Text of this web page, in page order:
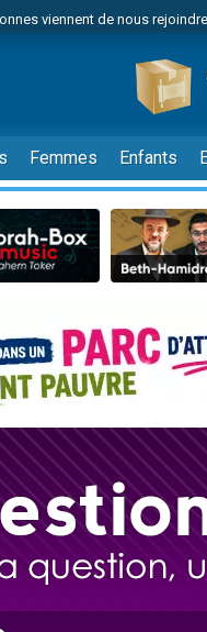
viennent de nous
vient de donner son Maasser
personnes viennent de faire un
personnes viennent de faire un
viennent de demander
viennent de nous
personnes viennent de faire un
49 places pour étudier en
viennent de nous
viennent de nous
viennent de nous
musiques dans Torah-
viennent de faire un
émission radio : Visions de
de donner son Maasser
49 places pour étudier en
Femmes Enfants